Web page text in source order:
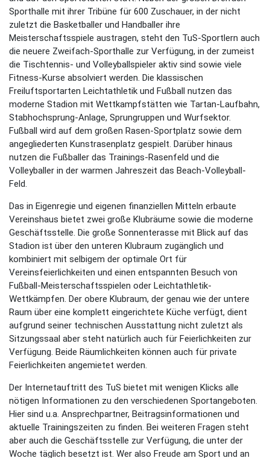
Sporthalle mit ihrer Tribüne für 600 Zuschauer, in der nicht
zuletzt die Basketballer und Handballer ihre
Meisterschaftsspiele austragen, steht den TuS-Sportlern auch
die neuere Zweifach-Sporthalle zur Verfügung, in der zumeist
die Tischtennis- und Volleyballspieler aktiv sind sowie viele
Fitness-Kurse absolviert werden. Die klassischen
Freiluftsportarten Leichtathletik und Fußball nutzen das
moderne Stadion mit Wettkampfstätten wie Tartan-Laufbahn,
Stabhochsprung-Anlage, Sprungruppen und Wurfsektor.
Fußball wird auf dem großen Rasen-Sportplatz sowie dem
angegliederten Kunstrasenplatz gespielt. Darüber hinaus
nutzen die Fußballer das Trainings-Rasenfeld und die
Volleyballer in der warmen Jahreszeit das Beach-Volleyball-
Feld.
Das in Eigenregie und eigenen finanziellen Mitteln erbaute
Vereinshaus bietet zwei große Klubräume sowie die moderne
Geschäftsstelle. Die große Sonnenterasse mit Blick auf das
Stadion ist über den unteren Klubraum zugänglich und
kombiniert mit selbigem der optimale Ort für
Vereinsfeierlichkeiten und einen entspannten Besuch von
Fußball-Meisterschaftsspielen oder Leichtathletik-
Wettkämpfen. Der obere Klubraum, der genau wie der untere
Raum über eine komplett eingerichtete Küche verfügt, dient
aufgrund seiner technischen Ausstattung nicht zuletzt als
Sitzungssaal aber steht natürlich auch für Feierlichkeiten zur
Verfügung. Beide Räumlichkeiten können auch für private
Feierlichkeiten angemietet werden.
Der Internetauftritt des TuS bietet mit wenigen Klicks alle
nötigen Informationen zu den verschiedenen Sportangeboten.
Hier sind u.a. Ansprechpartner, Beitragsinformationen und
aktuelle Trainingszeiten zu finden. Bei weiteren Fragen steht
aber auch die Geschäftsstelle zur Verfügung, die unter der
Woche täglich besetzt ist. Wer also Freude am Sport und an